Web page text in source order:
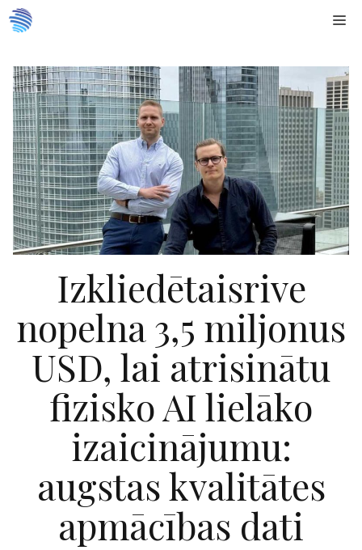
Doties
uz
Izkliedētaisrive
nopelna 3,5 miljonus
USD, lai atrisinātu
fizisko AI lielāko
izaicinājumu:
augstas kvalitātes
apmācības dati